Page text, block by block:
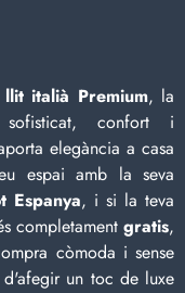
llit italià Premium, la
confort i
elegància a casa
espai amb la seva
Espanya, i si la teva
completament gratis,
còmoda i sense
un toc de luxe